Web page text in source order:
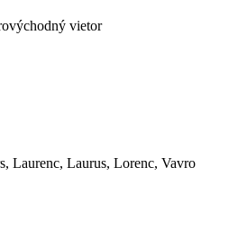
vietor
Laurenc, Laurus, Lorenc, Vavro